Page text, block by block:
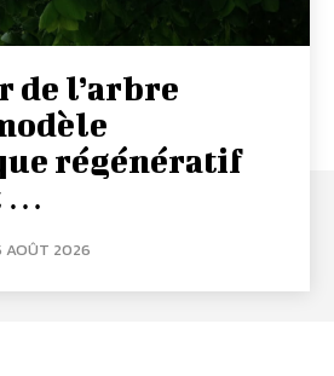
de l’arbre
régénératif
…
AOÛT 2026